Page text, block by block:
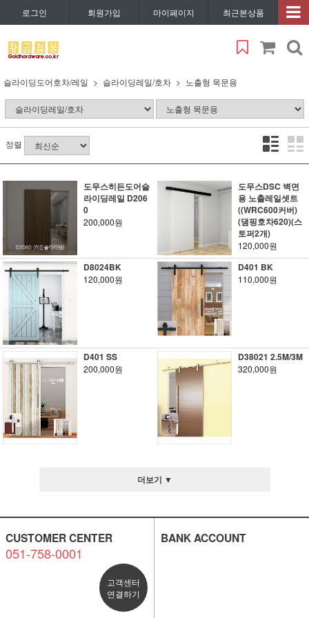
로그인 회원가입 마이페이지 최근본상품
슬라이딩도어호차/레일 슬라이딩레일/호차 노출형 목문용
정렬
도무스히든도어슬
라이딩레일 D206
0
200,000원
도무스DSC 벽면
용 노출레일셋트
((WRC600커버)
(댐핑호차620)(스
토퍼2개)
120,000원
D8024BK
120,000원
D401 BK
110,000원
D401 SS
200,000원
D38021 2.5M/3M
320,000원
더보기 ▼
CUSTOMER CENTER
051-758-0001
고객센터
연결하기
BANK ACCOUNT